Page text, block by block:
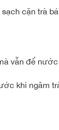
cặn trà
vẫn để
khi ngâm